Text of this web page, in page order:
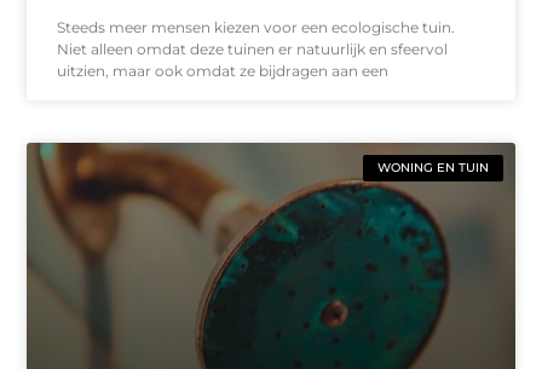
Steeds meer mensen kiezen voor een ecologische tuin.
Niet alleen omdat deze tuinen er natuurlijk en sfeervol
uitzien, maar ook omdat ze bijdragen aan een
WONING EN TUIN